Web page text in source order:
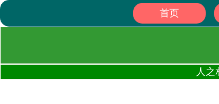
首页
人之